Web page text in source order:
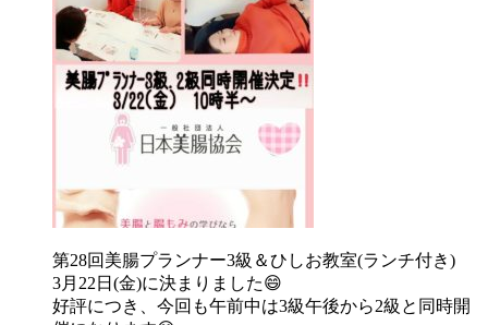
第28回美腸プランナー3級＆ひしお教室(ランチ付き)
3月22日(金)に決まりました😄
好評につき、今回も午前中は3級午後から2級と同時開